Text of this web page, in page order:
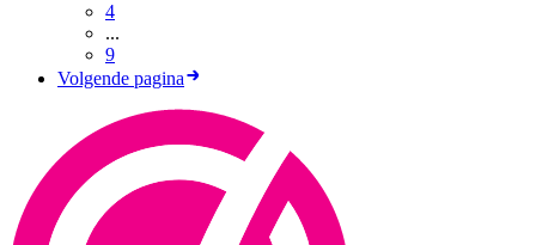
4
...
9
Volgende pagina